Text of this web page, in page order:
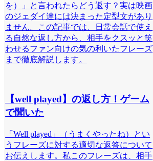
を）」と言われたらどう返す？実は映画
のジェダイ達には決まった定型文があり
ません。この記事では、日常会話で使え
る自然な返し方から、相手をクスッと笑
わせるファン向けの気の利いたフレーズ
まで徹底解説します。
【well played】の返し方！ゲーム
で聞いた
「Well played」（うまくやったね）とい
うフレーズに対する適切な返答について
お伝えします。私このフレーズは、相手